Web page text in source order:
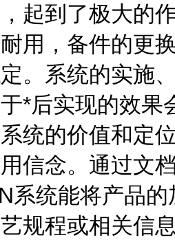
起到了极大的
用，备件的更
。系统的实施
*后实现的效果
统的价值和定
信念。通过文
系统能将产品
规程或相关信